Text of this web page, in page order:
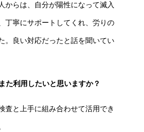
からは、自分が陽性になって滅入
丁寧にサポートしてくれ、労りの
。良い対応だったと話を聞いてい
た利用したいと思いますか？
査と上手に組み合わせて活用でき